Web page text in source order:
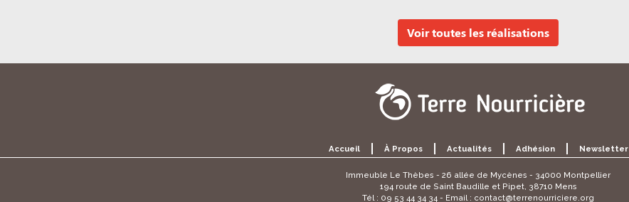
Voir toutes les réalisations
Accueil À Propos Actualités Adhésion Newsletter
Immeuble Le Thèbes - 26 allée de Mycènes - 34000 Montpellier
194 route de Saint Baudille et Pipet, 38710 Mens
Tél : 09 53 44 34 34 - Email : contact@terrenourriciere.org